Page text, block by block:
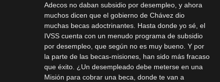
Adecos no daban subsidio por desempleo, y ahora
muchos dicen que el gobierno de Chávez dio
muchas becas adoctrinantes. Hasta donde yo sé, el
IVSS cuenta con un menudo programa de subsidio
por desempleo, que según no es muy bueno. Y por
la parte de las becas-misiones, han sido más fracaso
que éxito. ¿Un desempleado debe meterse en una
Misión para cobrar una beca, donde te van a